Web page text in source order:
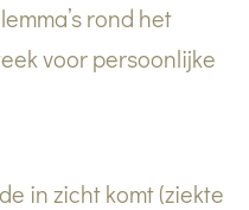
rond het
voor persoonlijke
in zicht komt (ziekte